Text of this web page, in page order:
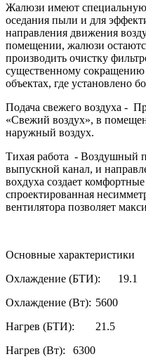
Жалюзи имеют
оседания пыли и для
направления движения
помещении, жалюзи
производить очистку
существенному сокращению
объектах, где установлено
Подача свежего воздуха -
«Свежий воздух», в
наружный воздух.
Тихая работа - Воздушный
выпускной канал, и
вохдуха создает
спроектированная
вентилятора позволяет
Основные характеристики
Охлаждение (БТИ):
19.1
Охлаждение (Вт): 5600
Нагрев (БТИ):
21.5
Нагрев (Вт):
6300